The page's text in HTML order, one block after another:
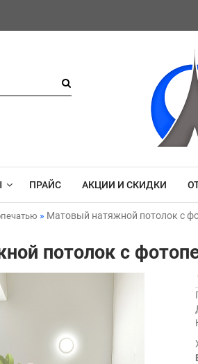
ПРАЙС АКЦИИ И СКИДКИ
Матовый натяжной потолок с
потолок с